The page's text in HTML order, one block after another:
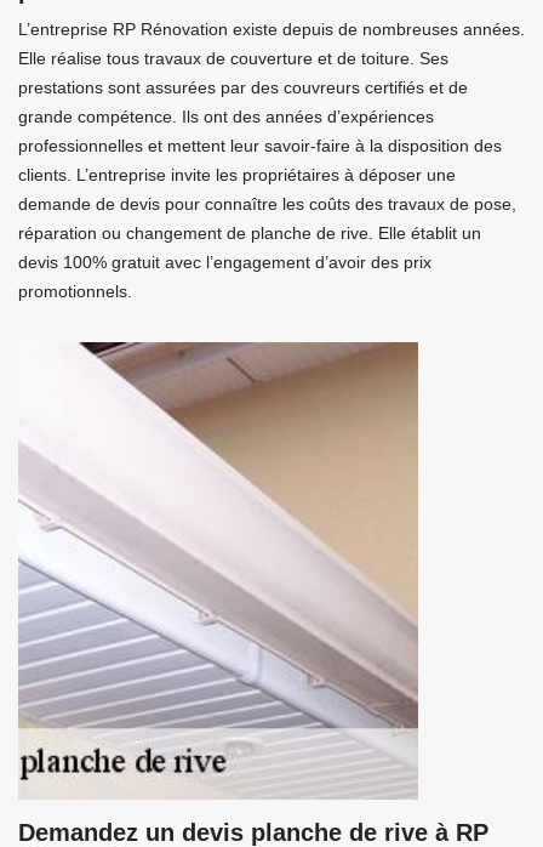
L’entreprise RP Rénovation existe depuis de nombreuses années.
Elle réalise tous travaux de couverture et de toiture. Ses
prestations sont assurées par des couvreurs certifiés et de
grande compétence. Ils ont des années d’expériences
professionnelles et mettent leur savoir-faire à la disposition des
clients. L’entreprise invite les propriétaires à déposer une
demande de devis pour connaître les coûts des travaux de pose,
réparation ou changement de planche de rive. Elle établit un
devis 100% gratuit avec l’engagement d’avoir des prix
promotionnels.
Demandez un devis planche de rive à RP